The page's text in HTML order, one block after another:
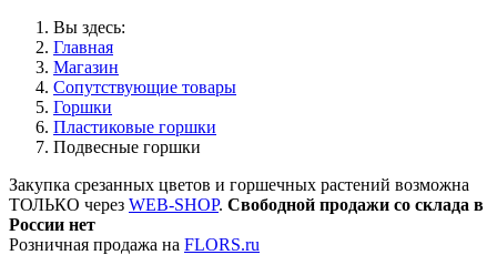
Вы здесь:
Главная
Магазин
Сопутствующие товары
Горшки
Пластиковые горшки
Подвесные горшки
Закупка срезанных цветов и горшечных растений возможна
ТОЛЬКО через WEB-SHOP. Свободной продажи со склада в
России нет
Розничная продажа на FLORS.ru